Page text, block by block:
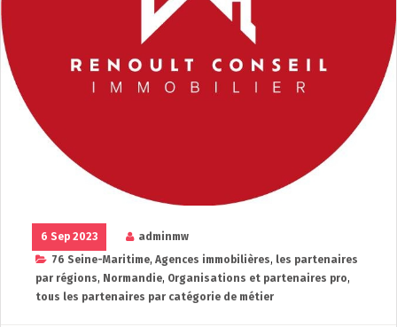
6 Sep 2023
adminmw
76 Seine-Maritime, Agences immobilières, les partenaires
par régions, Normandie, Organisations et partenaires pro,
tous les partenaires par catégorie de métier